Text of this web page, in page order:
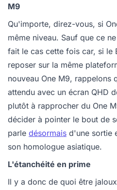
M9
Qu'importe, direz-vous, si
même niveau. Sauf que ce
fait le cas cette fois car, si le
reposer sur la même
nouveau One M9, rappelons
attendu avec un écran QHD
plutôt à rapprocher du One
décider à pointer le bout de
parle désormais d'une sortie
son homologue asiatique.
L'étanchéité en prime
Il y a donc de quoi être